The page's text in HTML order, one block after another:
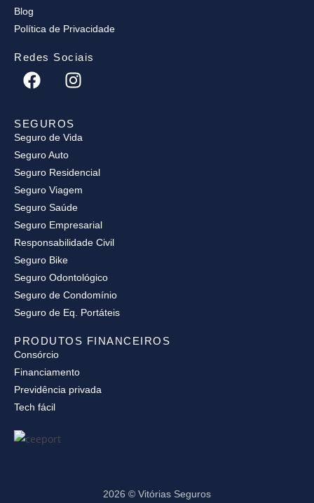
Blog
Política de Privacidade
Redes Sociais
SEGUROS
Seguro de Vida
Seguro Auto
Seguro Residencial
Seguro Viagem
Seguro Saúde
Seguro Empresarial
Responsabilidade Civil
Seguro Bike
Seguro Odontológico
Seguro de Condomínio
Seguro de Eq. Portáteis
PRODUTOS FINANCEIROS
Consórcio
Financiamento
Previdência privada
Tech fácil
2026 © Vitórias Seguros